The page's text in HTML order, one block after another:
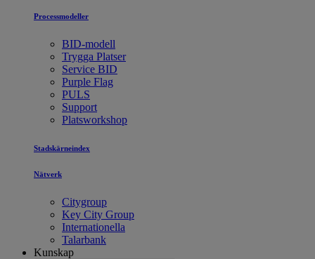
Processmodeller
BID-modell
Trygga Platser
Service BID
Purple Flag
PULS
Support
Platsworkshop
Stadskärneindex
Nätverk
Citygroup
Key City Group
Internationella
Talarbank
Kunskap